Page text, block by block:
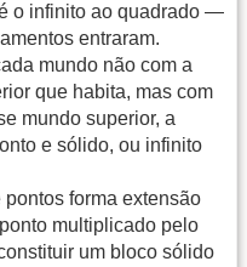
o infinito ao quadrado —
entraram.
mundo não com a
que habita, mas com
mundo superior, a
e sólido, ou infinito
forma extensão
multiplicado pelo
um bloco sólido